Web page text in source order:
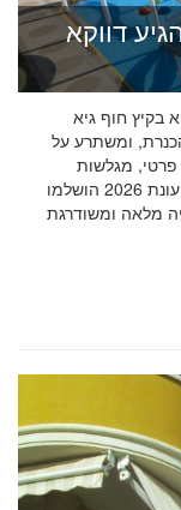
דווקא
בקיץ חוף גיא
ומשתרע על
פרטי, מגלשות
אקסטרים, בריכת גלים ומתקנים לילדים. לקראת עונת 2026 הושלמו
מלאה ומשודרגת